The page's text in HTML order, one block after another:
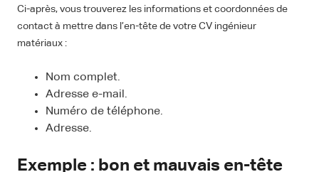
Ci-après, vous trouverez les informations et coordonnées de
contact à mettre dans l’en-tête de votre CV ingénieur
matériaux :
Nom complet.
Adresse e-mail.
Numéro de téléphone.
Adresse.
Exemple : bon et mauvais en-tête